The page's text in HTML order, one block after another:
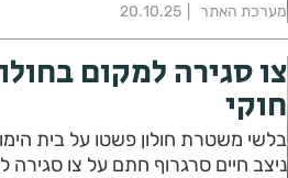
מערכת האתר 20.10.25
צו סגירה למקום
חוקי
בלשי משטרת חולון פשטו על בית
ניצב חיים סרגרוף חתם על צו סגירה